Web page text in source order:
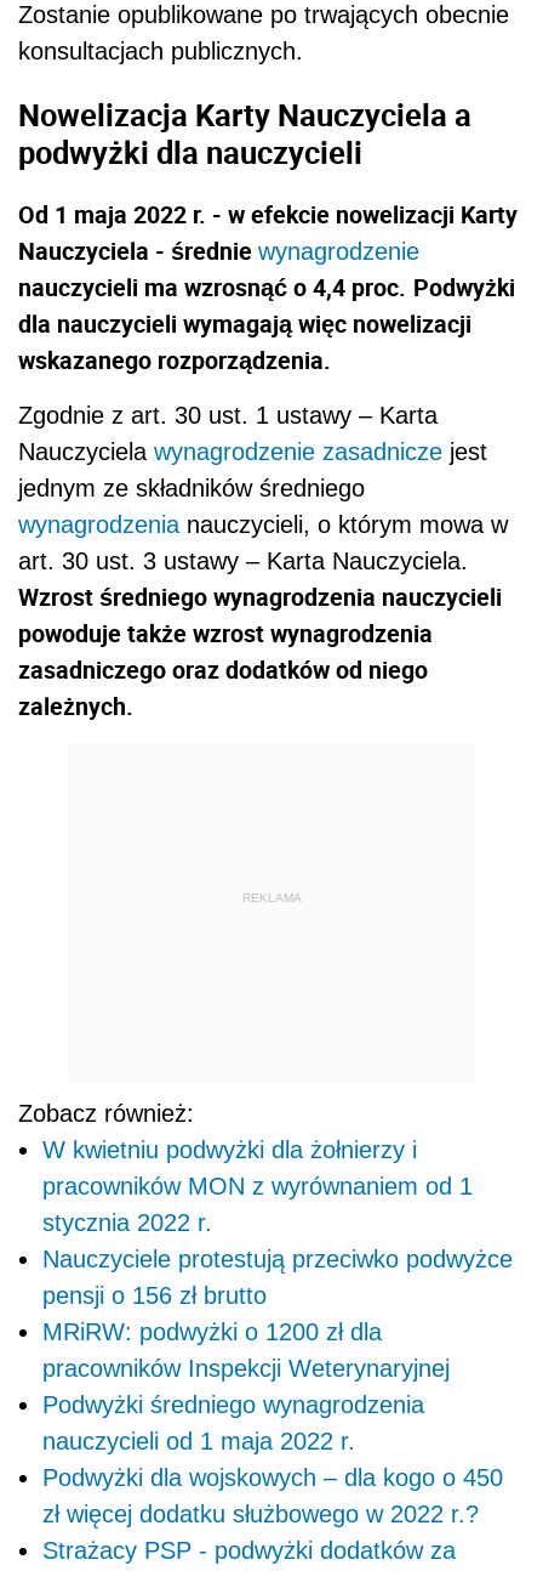
Zostanie opublikowane po trwających obecnie
konsultacjach publicznych.
Nowelizacja Karty Nauczyciela a
podwyżki dla nauczycieli
Od 1 maja 2022 r. - w efekcie nowelizacji Karty
Nauczyciela - średnie wynagrodzenie
nauczycieli ma wzrosnąć o 4,4 proc. Podwyżki
dla nauczycieli wymagają więc nowelizacji
wskazanego rozporządzenia.
Zgodnie z art. 30 ust. 1 ustawy – Karta
Nauczyciela wynagrodzenie zasadnicze jest
jednym ze składników średniego
wynagrodzenia nauczycieli, o którym mowa w
art. 30 ust. 3 ustawy – Karta Nauczyciela.
Wzrost średniego wynagrodzenia nauczycieli
powoduje także wzrost wynagrodzenia
zasadniczego oraz dodatków od niego
zależnych.
REKLAMA
Zobacz również:
W kwietniu podwyżki dla żołnierzy i
pracowników MON z wyrównaniem od 1
stycznia 2022 r.
Nauczyciele protestują przeciwko podwyżce
pensji o 156 zł brutto
MRiRW: podwyżki o 1200 zł dla
pracowników Inspekcji Weterynaryjnej
Podwyżki średniego wynagrodzenia
nauczycieli od 1 maja 2022 r.
Podwyżki dla wojskowych – dla kogo o 450
zł więcej dodatku służbowego w 2022 r.?
Strażacy PSP - podwyżki dodatków za